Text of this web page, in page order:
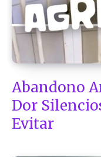
Abandono
Dor
Evitar